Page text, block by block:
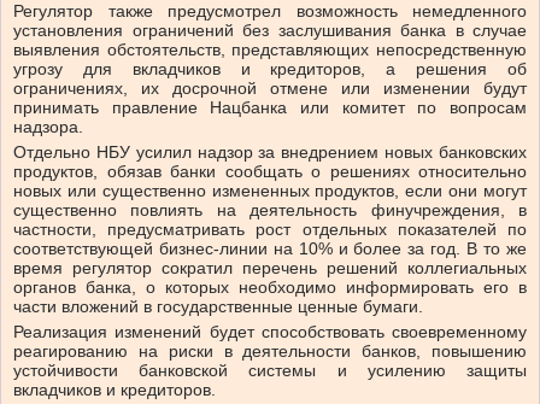
Регулятор также предусмотрел возможность немедленного
установления ограничений без заслушивания банка в случае
выявления обстоятельств, представляющих непосредственную
угрозу для вкладчиков и кредиторов, а решения об
ограничениях, их досрочной отмене или изменении будут
принимать правление Нацбанка или комитет по вопросам
надзора.
Отдельно НБУ усилил надзор за внедрением новых банковских
продуктов, обязав банки сообщать о решениях относительно
новых или существенно измененных продуктов, если они могут
существенно повлиять на деятельность финучреждения, в
частности, предусматривать рост отдельных показателей по
соответствующей бизнес-линии на 10% и более за год. В то же
время регулятор сократил перечень решений коллегиальных
органов банка, о которых необходимо информировать его в
части вложений в государственные ценные бумаги.
Реализация изменений будет способствовать своевременному
реагированию на риски в деятельности банков, повышению
устойчивости банковской системы и усилению защиты
вкладчиков и кредиторов.